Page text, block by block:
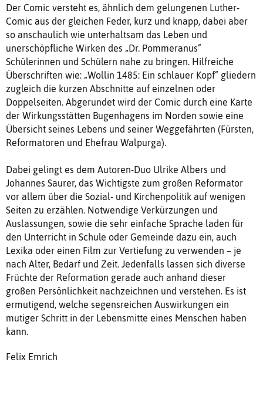
Der Comic versteht es, ähnlich dem gelungenen Luther-
Comic aus der gleichen Feder, kurz und knapp, dabei aber
so anschaulich wie unterhaltsam das Leben und
unerschöpfliche Wirken des „Dr. Pommeranus“
Schülerinnen und Schülern nahe zu bringen. Hilfreiche
Überschriften wie: „Wollin 1485: Ein schlauer Kopf“ gliedern
zugleich die kurzen Abschnitte auf einzelnen oder
Doppelseiten. Abgerundet wird der Comic durch eine Karte
der Wirkungsstätten Bugenhagens im Norden sowie eine
Übersicht seines Lebens und seiner Weggefährten (Fürsten,
Reformatoren und Ehefrau Walpurga).
Dabei gelingt es dem Autoren-Duo Ulrike Albers und
Johannes Saurer, das Wichtigste zum großen Reformator
vor allem über die Sozial- und Kirchenpolitik auf wenigen
Seiten zu erzählen. Notwendige Verkürzungen und
Auslassungen, sowie die sehr einfache Sprache laden für
den Unterricht in Schule oder Gemeinde dazu ein, auch
Lexika oder einen Film zur Vertiefung zu verwenden – je
nach Alter, Bedarf und Zeit. Jedenfalls lassen sich diverse
Früchte der Reformation gerade auch anhand dieser
großen Persönlichkeit nachzeichnen und verstehen. Es ist
ermutigend, welche segensreichen Auswirkungen ein
mutiger Schritt in der Lebensmitte eines Menschen haben
kann.
Felix Emrich